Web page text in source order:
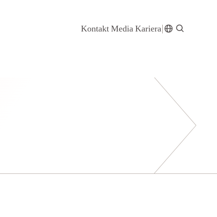
Kontakt Media Kariera